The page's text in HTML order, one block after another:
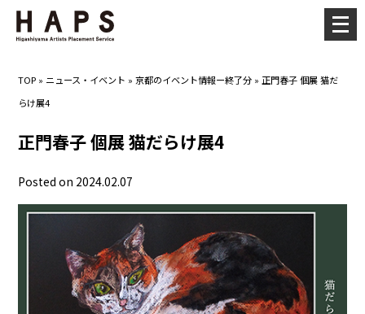
TOP » ニュース・イベント »京都のイベント情報ー終了分 » 正門春子 個展 猫だ
らけ展4
正門春子 個展 猫だらけ展4
Posted on 2024.02.07
メ
ニ
ー